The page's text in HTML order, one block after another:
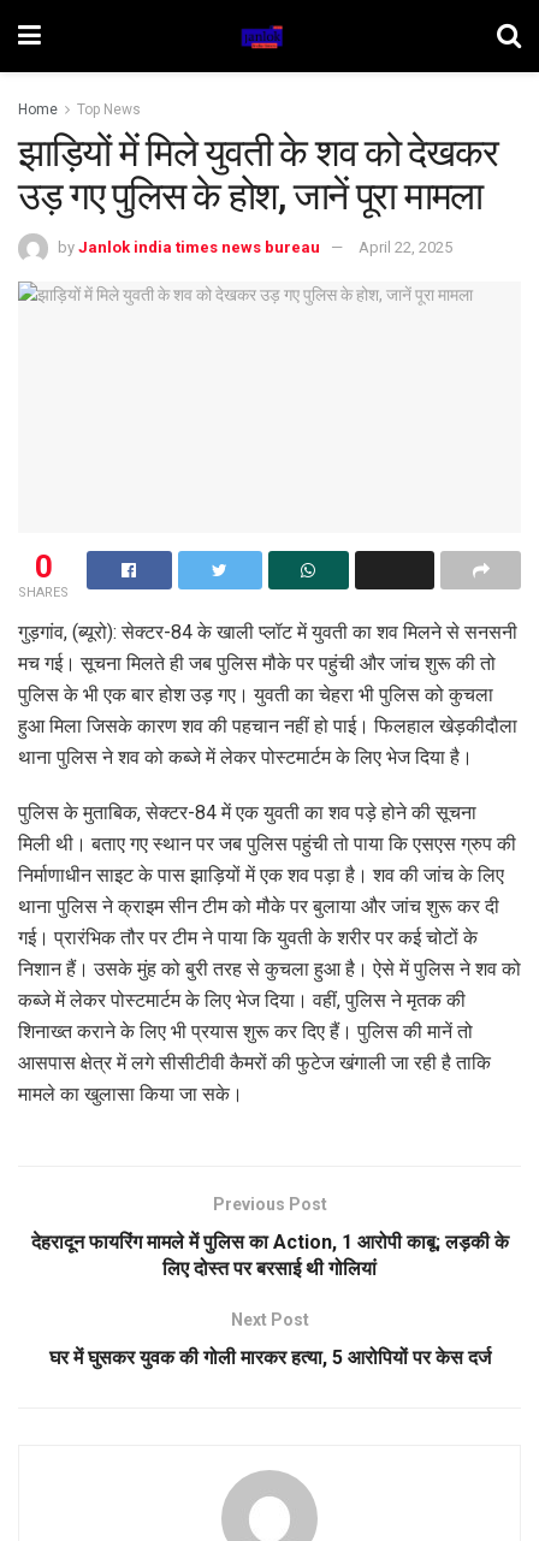
Home Top News
झाड़ियों में मिले युवती के शव को देखकर
उड़ गए पुलिस के होश, जानें पूरा मामला
by Janlok india times news bureau April 22, 2025
0
SHARES
गुड़गांव, (ब्यूरो): सेक्टर-84 के खाली प्लॉट में युवती का शव मिलने से सनसनी
मच गई। सूचना मिलते ही जब पुलिस मौके पर पहुंची और जांच शुरू की तो
पुलिस के भी एक बार होश उड़ गए। युवती का चेहरा भी पुलिस को कुचला
हुआ मिला जिसके कारण शव की पहचान नहीं हो पाई। फिलहाल खेड़कीदौला
थाना पुलिस ने शव को कब्जे में लेकर पोस्टमार्टम के लिए भेज दिया है।
पुलिस के मुताबिक, सेक्टर-84 में एक युवती का शव पड़े होने की सूचना
मिली थी। बताए गए स्थान पर जब पुलिस पहुंची तो पाया कि एसएस ग्रुप की
निर्माणाधीन साइट के पास झाड़ियों में एक शव पड़ा है। शव की जांच के लिए
थाना पुलिस ने क्राइम सीन टीम को मौके पर बुलाया और जांच शुरू कर दी
गई। प्रारंभिक तौर पर टीम ने पाया कि युवती के शरीर पर कई चोटों के
निशान हैं। उसके मुंह को बुरी तरह से कुचला हुआ है। ऐसे में पुलिस ने शव को
कब्जे में लेकर पोस्टमार्टम के लिए भेज दिया। वहीं, पुलिस ने मृतक की
शिनाख्त कराने के लिए भी प्रयास शुरू कर दिए हैं। पुलिस की मानें तो
आसपास क्षेत्र में लगे सीसीटीवी कैमरों की फुटेज खंगाली जा रही है ताकि
मामले का खुलासा किया जा सके।
Previous Post
देहरादून फायरिंग मामले में पुलिस का Action, 1 आरोपी काबू; लड़की के
लिए दोस्त पर बरसाई थी गोलियां
Next Post
घर में घुसकर युवक की गोली मारकर हत्या, 5 आरोपियों पर केस दर्ज